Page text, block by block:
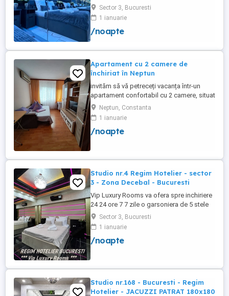
Luxoase cu un desing unic si deosebit in
Sector 3 Bucuresti . Garsoniera se alfa in
Complex Rezidential Nou . Acces Bariera
Monitorizare Video in Complex ( de la
PRIVAT in complex ...
Sector 3, Bucuresti
1 ianuarie
/noapte
Apartament cu 2 camere de
închiriat în Neptun
invităm să vă petreceți vacanța într-un
apartament confortabil cu 2 camere, situat
la doar 10 minute de mers pe jos de plajă.
Ideal pentru familii, cupluri sau grupuri
mici de prieteni, apartamentul oferă toate
condițiile necesare pentru un sejur
Neptun, Constanta
1 ianuarie
/noapte
Studio nr.4 Regim Hotelier - sector
3 - Zona Decebal - Bucuresti
Vip Luxury Rooms va ofera spre inchiriere
24 24 ore 7 7 zile o garsoniera de 5 stele
Luxoase cu un desing unic si deosebit in
Sector 3 Bucuresti . Garsoniera se alfa in
Complex Rezidential Nou . Monitorizare
Video in Complex ( de la Politia Locala
Sector 3, Bucuresti
1 ianuarie
/noapte
Studio nr.168 - Bucuresti - Regim
Hotelier - JACUZZI PATRAT 180x180